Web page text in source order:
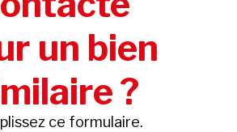
un bien
?
ce formulaire.